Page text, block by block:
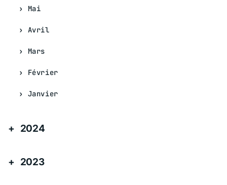
Mai
Avril
Mars
Février
Janvier
2024
2023